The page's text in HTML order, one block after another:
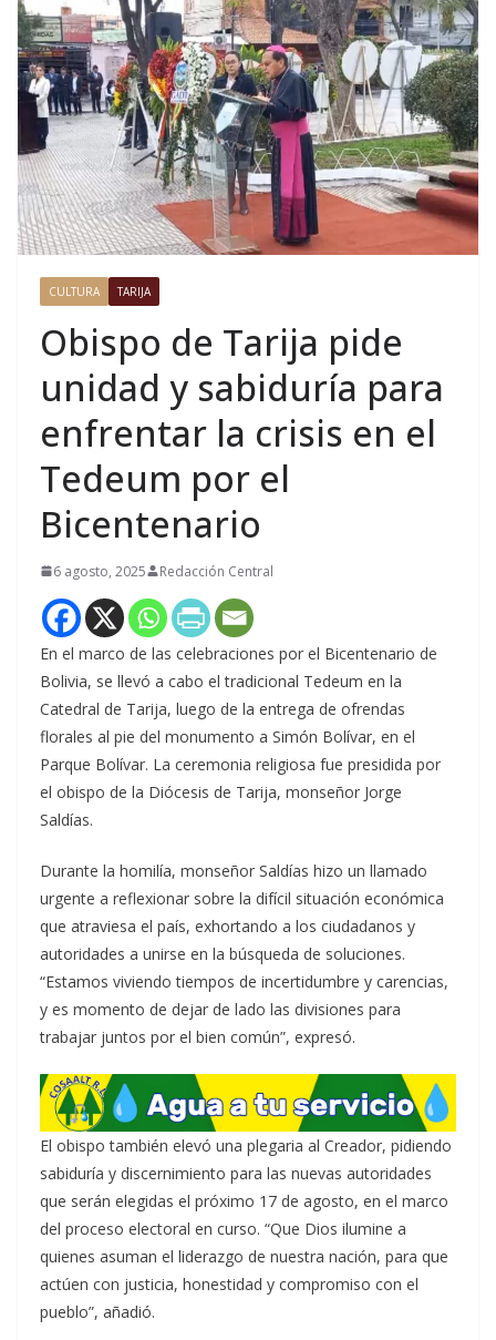
CULTURA TARIJA
Obispo de Tarija pide
unidad y sabiduría para
enfrentar la crisis en el
Tedeum por el
Bicentenario
6 agosto, 2025 Redacción Central
En el marco de las celebraciones por el Bicentenario de
Bolivia, se llevó a cabo el tradicional Tedeum en la
Catedral de Tarija, luego de la entrega de ofrendas
florales al pie del monumento a Simón Bolívar, en el
Parque Bolívar. La ceremonia religiosa fue presidida por
el obispo de la Diócesis de Tarija, monseñor Jorge
Saldías.
Durante la homilía, monseñor Saldías hizo un llamado
urgente a reflexionar sobre la difícil situación económica
que atraviesa el país, exhortando a los ciudadanos y
autoridades a unirse en la búsqueda de soluciones.
“Estamos viviendo tiempos de incertidumbre y carencias,
y es momento de dejar de lado las divisiones para
trabajar juntos por el bien común”, expresó.
El obispo también elevó una plegaria al Creador, pidiendo
sabiduría y discernimiento para las nuevas autoridades
que serán elegidas el próximo 17 de agosto, en el marco
del proceso electoral en curso. “Que Dios ilumine a
quienes asuman el liderazgo de nuestra nación, para que
actúen con justicia, honestidad y compromiso con el
pueblo”, añadió.